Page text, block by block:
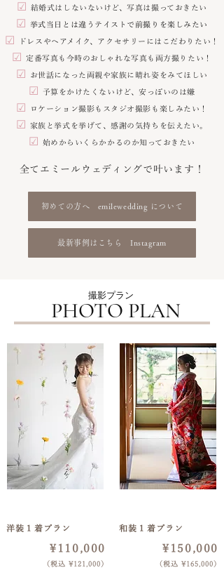
☑︎ 結婚式はしないないけど、写真は撮っておきたい
☑︎ 挙式当日とは違うテイストで前撮りを楽しみたい
☑︎ ドレスやヘアメイク、アクセサリーにはこだわりたい！
☑︎ 定番写真も今時のおしゃれな写真も両方撮りたい！
☑︎ お世話になった両親や家族に晴れ姿をみてほしい
☑︎ 予算をかけたくないけど、安っぽいのは嫌
☑︎ ロケーション撮影もスタジオ撮影も楽しみたい！
☑︎ 家族と挙式を挙げて、感謝の気持ちを伝えたい。
☑︎ 始めからいくらかかるのか知っておきたい
全てエミールウェディングで叶います！
初めての方へ emilewedding について
最新事例はこちら Instagram
​PHOTO PLAN
​撮影プラン
​洋装１着プラン
¥110,000
​（税込 ¥121,000）
​和装１着プラン
¥150,000
​（税込 ¥165,000）